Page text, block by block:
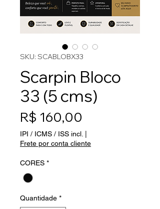
SKU: SCABLOBX33
Scarpin Bloco
33 (5 cms)
R$ 160,00
IPI / ICMS / ISS incl.
Frete por conta cliente
CORES *
Quantidade *